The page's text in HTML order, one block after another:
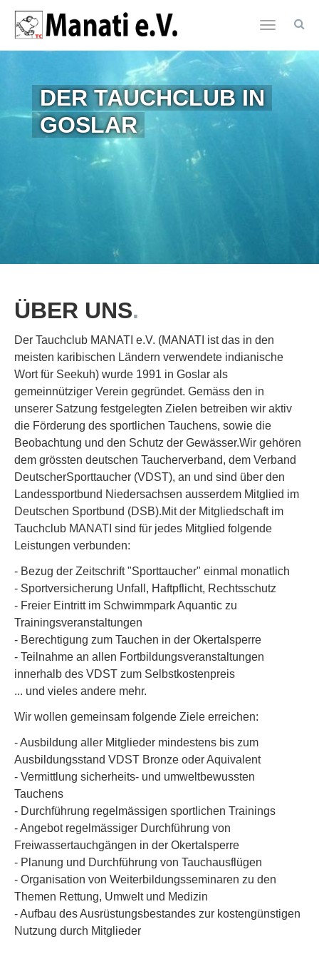
springen
Toggle
navigation
DER TAUCHCLUB IN
GOSLAR
ÜBER UNS
Der Tauchclub MANATI e.V. (MANATI ist das in den
meisten karibischen Ländern verwendete indianische
Wort für Seekuh) wurde 1991 in Goslar als
gemeinnütziger Verein gegründet. Gemäss den in
unserer Satzung festgelegten Zielen betreiben wir aktiv
die Förderung des sportlichen Tauchens, sowie die
Beobachtung und den Schutz der Gewässer.Wir gehören
dem grössten deutschen Taucherverband, dem Verband
DeutscherSporttaucher (VDST), an und sind über den
Landessportbund Niedersachsen ausserdem Mitglied im
Deutschen Sportbund (DSB).Mit der Mitgliedschaft im
Tauchclub MANATI sind für jedes Mitglied folgende
Leistungen verbunden:
- Bezug der Zeitschrift "Sporttaucher" einmal monatlich
- Sportversicherung Unfall, Haftpflicht, Rechtsschutz
- Freier Eintritt im Schwimmpark Aquantic zu
Trainingsveranstaltungen
- Berechtigung zum Tauchen in der Okertalsperre
- Teilnahme an allen Fortbildungsveranstaltungen
innerhalb des VDST zum Selbstkostenpreis
... und vieles andere mehr.
Wir wollen gemeinsam folgende Ziele erreichen:
- Ausbildung aller Mitglieder mindestens bis zum
Ausbildungsstand VDST Bronze oder Aquivalent
- Vermittlung sicherheits- und umweltbewussten
Tauchens
- Durchführung regelmässigen sportlichen Trainings
- Angebot regelmässiger Durchführung von
Freiwassertauchgängen in der Okertalsperre
- Planung und Durchführung von Tauchausflügen
- Organisation von Weiterbildungsseminaren zu den
Themen Rettung, Umwelt und Medizin
- Aufbau des Ausrüstungsbestandes zur kostengünstigen
Nutzung durch Mitglieder